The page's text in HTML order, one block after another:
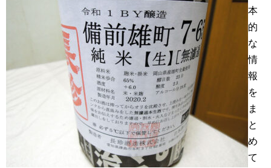
本
的
な
情
報
を
ま
と
め
て